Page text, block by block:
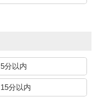
5分以内
15分以内